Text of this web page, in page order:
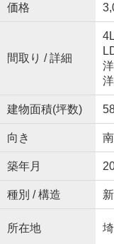
価格
間取り / 詳細
建物面積(坪数)
向き
築年月
種別 / 構造
所在地